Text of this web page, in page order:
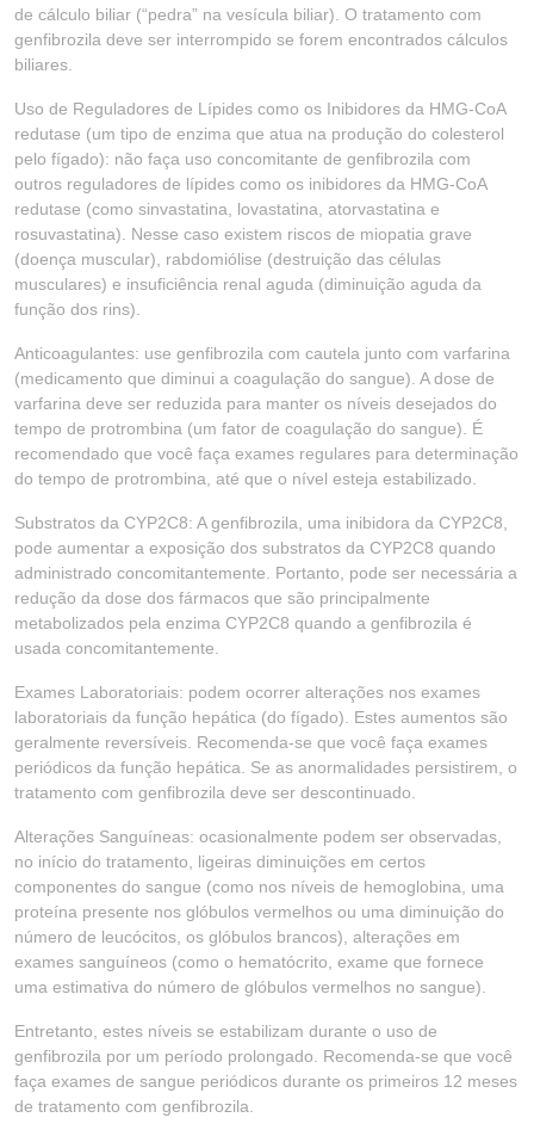
de cálculo biliar (“pedra” na vesícula biliar). O tratamento com
genfibrozila deve ser interrompido se forem encontrados cálculos
biliares.
Uso de Reguladores de Lípides como os Inibidores da HMG-CoA
redutase (um tipo de enzima que atua na produção do colesterol
pelo fígado): não faça uso concomitante de genfibrozila com
outros reguladores de lípides como os inibidores da HMG-CoA
redutase (como sinvastatina, lovastatina, atorvastatina e
rosuvastatina). Nesse caso existem riscos de miopatia grave
(doença muscular), rabdomiólise (destruição das células
musculares) e insuficiência renal aguda (diminuição aguda da
função dos rins).
Anticoagulantes: use genfibrozila com cautela junto com varfarina
(medicamento que diminui a coagulação do sangue). A dose de
varfarina deve ser reduzida para manter os níveis desejados do
tempo de protrombina (um fator de coagulação do sangue). É
recomendado que você faça exames regulares para determinação
do tempo de protrombina, até que o nível esteja estabilizado.
Substratos da CYP2C8: A genfibrozila, uma inibidora da CYP2C8,
pode aumentar a exposição dos substratos da CYP2C8 quando
administrado concomitantemente. Portanto, pode ser necessária a
redução da dose dos fármacos que são principalmente
metabolizados pela enzima CYP2C8 quando a genfibrozila é
usada concomitantemente.
Exames Laboratoriais: podem ocorrer alterações nos exames
laboratoriais da função hepática (do fígado). Estes aumentos são
geralmente reversíveis. Recomenda-se que você faça exames
periódicos da função hepática. Se as anormalidades persistirem, o
tratamento com genfibrozila deve ser descontinuado.
Alterações Sanguíneas: ocasionalmente podem ser observadas,
no início do tratamento, ligeiras diminuições em certos
componentes do sangue (como nos níveis de hemoglobina, uma
proteína presente nos glóbulos vermelhos ou uma diminuição do
número de leucócitos, os glóbulos brancos), alterações em
exames sanguíneos (como o hematócrito, exame que fornece
uma estimativa do número de glóbulos vermelhos no sangue).
Entretanto, estes níveis se estabilizam durante o uso de
genfibrozila por um período prolongado. Recomenda-se que você
faça exames de sangue periódicos durante os primeiros 12 meses
de tratamento com genfibrozila.